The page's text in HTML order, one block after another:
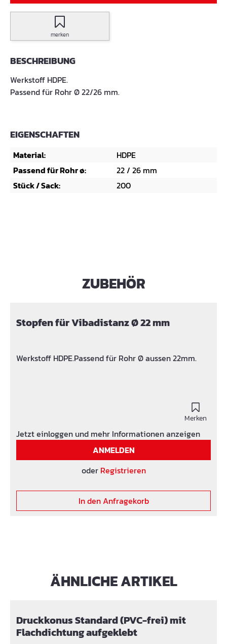
merken
BESCHREIBUNG
Werkstoff HDPE.
Passend für Rohr Ø 22/26 mm.
EIGENSCHAFTEN
Material:
HDPE
Passend für Rohr ø:
22 / 26 mm
Stück / Sack:
200
Produktgalerie überspringenZUBEHÖR
Stopfen für Vibadistanz Ø 22 mm
Werkstoff HDPE.Passend für Rohr Ø aussen 22mm.
Merken
Jetzt einloggen und mehr Informationen anzeigen
ANMELDEN
oder Registrieren
In den Anfragekorb
Produktgalerie überspringen
ÄHNLICHE ARTIKEL
Druckkonus Standard (PVC-frei) mit
Flachdichtung aufgeklebt